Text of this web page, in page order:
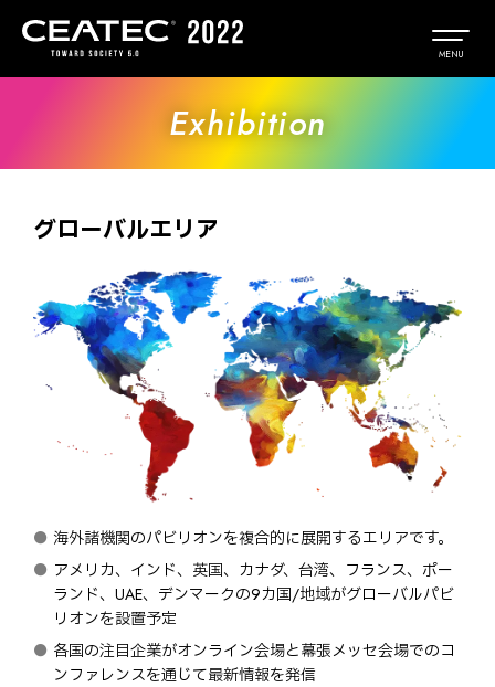
Exhibition
グローバルエリア
海外諸機関のパビリオンを複合的に展開するエリアです。
アメリカ、インド、英国、カナダ、台湾、フランス、ポー
ランド、UAE、デンマークの9カ国/地域がグローバルパビ
リオンを設置予定
各国の注目企業がオンライン会場と幕張メッセ会場でのコ
ンファレンスを通じて最新情報を発信